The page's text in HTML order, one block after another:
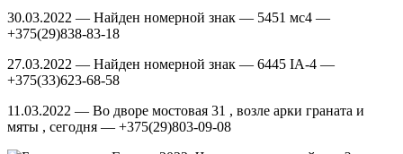
30.03.2022 — Найден номерной знак — 5451 мс4 —
+375(29)838-83-18
27.03.2022 — Найден номерной знак — 6445 IA-4 —
+375(33)623-68-58
11.03.2022 — Во дворе мостовая 31 , возле арки граната и
мяты , сегодня — +375(29)803-09-08